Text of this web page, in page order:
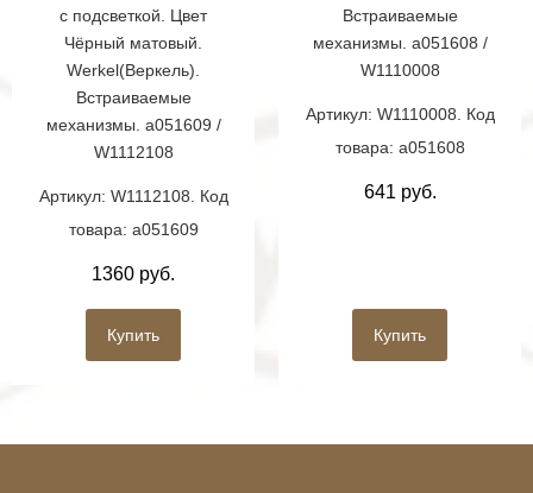
с подсветкой. Цвет
Чёрный матовый.
Werkel(Веркель).
Встраиваемые
механизмы. a051609 /
W1112108
Артикул: W1112108. Код
товара: a051609
1360 руб.
Купить
Встраиваемые
механизмы. a051608 /
W1110008
Артикул: W1110008. Код
товара: a051608
641 руб.
Купить